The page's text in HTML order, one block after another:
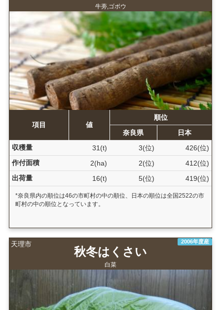
牛蒡,ゴボウ
項目 値
順位
奈良県
日本
収穫量
31(t) 3(位)
426(位)
作付面積
2(ha) 2(位)
412(位)
出荷量
16(t) 5(位) 419(位)
*奈良県内の順位は46の市町村の中の順位、日本の順位は全国2522の市
町村の中の順位となっています。
天理市 2006年度産
秋冬はくさい
白菜